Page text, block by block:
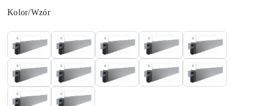
Wariant
Kolor/Wzór